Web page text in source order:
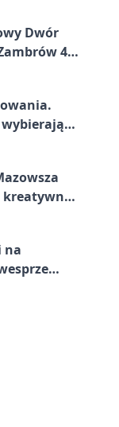
Dwór
4:0
kreatywną
na